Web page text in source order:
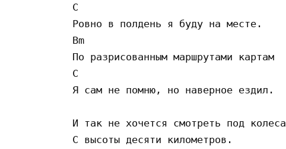
C
Ровно в полдень я буду на месте.
Bm
По разрисованным маршрутами картам
C
Я сам не помню, но наверное ездил.
И так не хочется смотреть под колеса
С высоты десяти километров.